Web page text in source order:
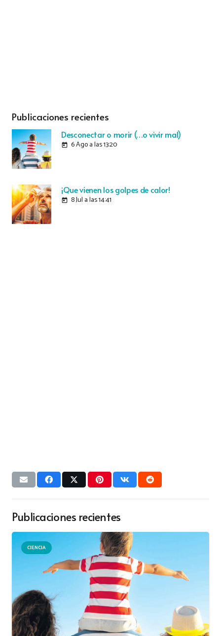
Publicaciones recientes
Desconectar o morir (…o vivir mal)
today 6 Ago a las 13:20
¡Que vienen los golpes de calor!
today 8 Jul a las 14:41
Publicaciones recientes
CIENCIA